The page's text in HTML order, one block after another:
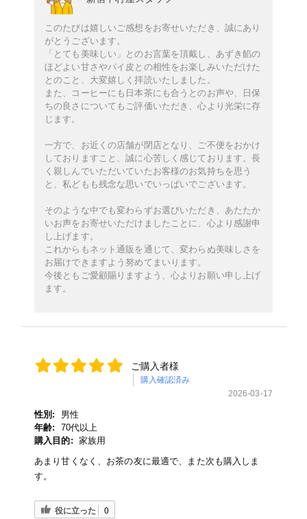
このたびは嬉しいご感想をお寄せいただき、誠にあり
がとうございます。
「とても美味しい」とのお言葉を頂戴し、あずき餡の
ほどよい甘さやパイ皮との相性をお楽しみいただけた
とのこと、大変嬉しく拝読いたしました。
また、コーヒーにも日本茶にも合うとのお声や、日保
ちの良さについてもご評価いただき、心より光栄に存
じます。
一方で、お近くの店舗が閉店となり、ご不便をおかけ
しておりますこと、誠に心苦しく感じております。長
く親しんでいただいていたお客様のお気持ちを思う
と、私どもも残念な思いでいっぱいでございます。
そのような中でも変わらずお選びいただき、あたたか
いお声をお寄せいただけましたことに、心より感謝申
し上げます。
これからもネット通販を通じて、変わらぬ美味しさを
お届けできますよう努めてまいります。
今後ともご愛顧賜りますよう、心よりお願い申し上げ
ます。
ご購入者様
購入確認済み
2026-03-17
性別:
男性
年齢:
70代以上
購入目的: 家族用
あまり甘くなく、お茶の友に最適で、また次も購入しま
す。
役に立った 0